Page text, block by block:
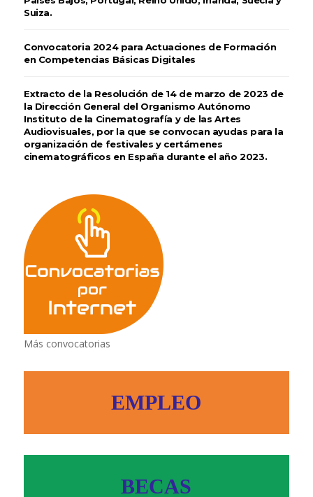
Suiza.
Convocatoria 2024 para Actuaciones de Formación
en Competencias Básicas Digitales
Extracto de la Resolución de 14 de marzo de 2023 de
la Dirección General del Organismo Autónomo
Instituto de la Cinematografía y de las Artes
Audiovisuales, por la que se convocan ayudas para la
organización de festivales y certámenes
cinematográficos en España durante el año 2023.
Más convocatorias
EMPLEO
BECAS